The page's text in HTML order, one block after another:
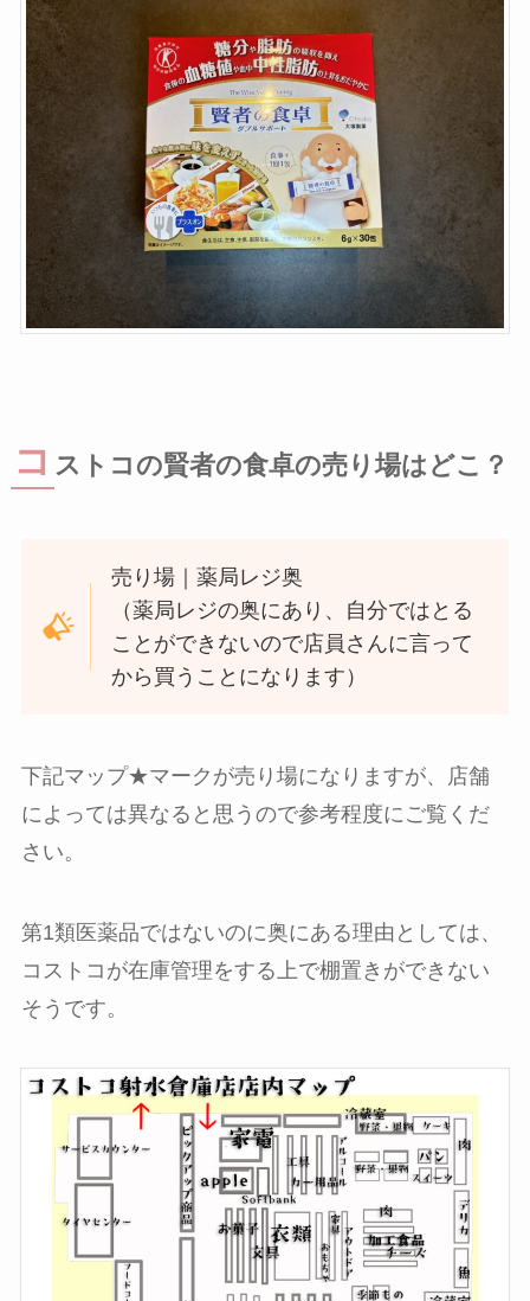
コ ストコの賢者の食卓の売り場はどこ？
売り場｜薬局レジ奥
（薬局レジの奥にあり、自分ではとる
ことができないので店員さんに言って
から買うことになります）
下記マップ★マークが売り場になりますが、店舗
によっては異なると思うので参考程度にご覧くだ
さい。
第1類医薬品ではないのに奥にある理由としては、
コストコが在庫管理をする上で棚置きができない
そうです。